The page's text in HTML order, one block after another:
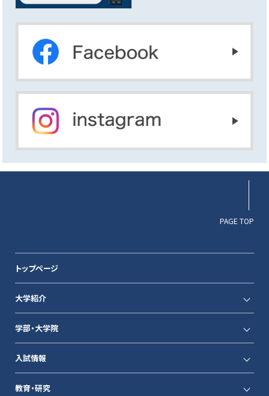
PAGE TOP
トップページ
大学紹介
学部・大学院
入試情報
教育・研究